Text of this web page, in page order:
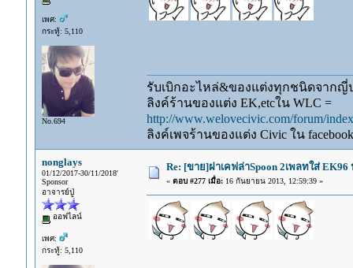
เพศ:
กระทู้: 5,110
No.694
รับเบิกอะไหล่&ของแต่งทุกชนิดจากญี่
ลิงค์ร้านของแต่ง EK,etcใน WLC =
http://www.welovecivic.com/forum/
ลิงค์เพจร้านของแต่ง Civic ใน
nonglays
01/12/2017-30/11/2018'
Sponsor
อาจารย์ปู่
ออฟไลน์
เพศ:
กระทู้: 5,110
Re: [ขาย]ฝาเคฟล่าSpoon 2เพลทใส่
« ตอบ #277 เมื่อ:16 กันยายน 2013, 12:59:39 »